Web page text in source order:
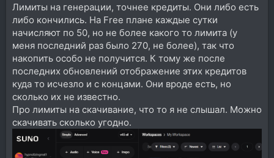
Лимиты на генерации, точнее кредиты. Они либо есть
либо кончились. На Free плане каждые сутки
начисляют по 50, но не более какого то лимита (у
меня последний раз было 270, не более), так что
накопить особо не получится. К тому же после
последних обновлений отображение этих кредитов
куда то исчезло и с концами. Они вроде есть, но
сколько их не известно.
Про лимиты на скачивание, что то я не слышал. Можно
скачивать сколько угодно.